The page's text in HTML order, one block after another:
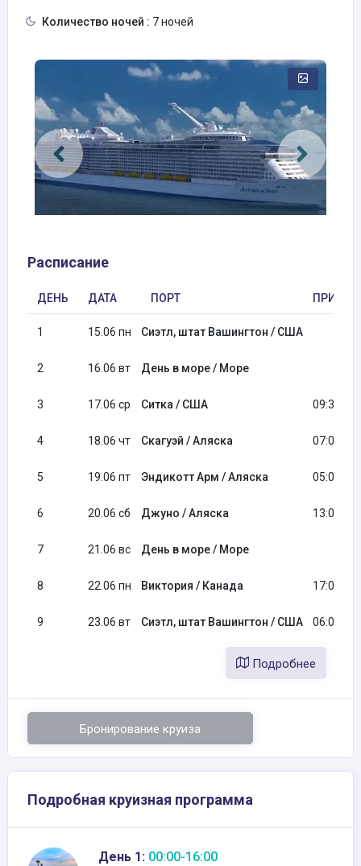
Количество ночей : 7 ночей
Расписание
ДЕНЬ ДАТА ПОРТ
1 15.06 пн Сиэтл, штат Вашингтон / США
2 16.06 вт День в море / Море
3 17.06 ср Ситка / США 09:30
4 18.06 чт Скагуэй / Аляска 07:00
5 19.06 пт Эндикотт Арм / Аляска 05:00
6 20.06 сб Джуно / Аляска 13:00
7 21.06 вс День в море / Море
8 22.06 пн Виктория / Канада 17:00
9 23.06 вт Сиэтл, штат Вашингтон / США 06:00
Подробнее
Бронирование круиза
Подробная круизная программа
День 1: 00:00-16:00